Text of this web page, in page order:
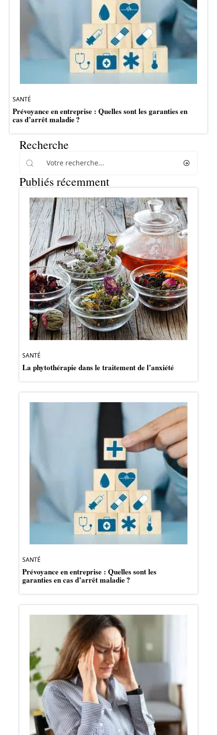
SANTÉ
Prévoyance en entreprise : Quelles sont les garanties en
cas d’arrêt maladie ?
Recherche
Publiés récemment
SANTÉ
La phytothérapie dans le traitement de l’anxiété
SANTÉ
Prévoyance en entreprise : Quelles sont les
garanties en cas d’arrêt maladie ?